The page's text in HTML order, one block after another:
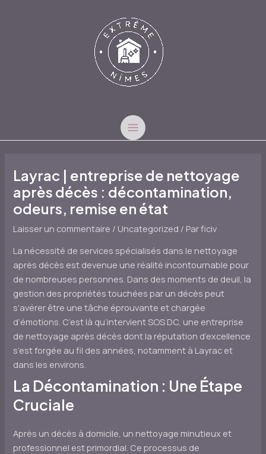
MAIN
Layrac | entreprise de nettoyage
après décès : décontamination,
odeurs, remise en état
Laisser un commentaire / Uncategorized / Parficiv
La nécessité de services spécialisés dans le nettoyage
après décès est devenue une réalité incontournable pour
de nombreuses personnes. Dans des moments de deuil, la
gestion des propriétés touchées par un décès peut
s’avérer être une tâche éprouvante et chargée
d’émotions. C’est là qu’intervient SOS DC, une entreprise
de nettoyage après décès dont la réputation d’excellence
s’est forgée au fil des années, notamment à Layrac et
dans les environs.
La Décontamination : Une Étape
Cruciale
Après un décès à domicile, un nettoyage minutieux et
professionnel est primordial. Ce processus de